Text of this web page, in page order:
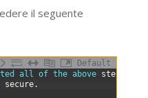
il seguente
Default
all of the above steps
secure.